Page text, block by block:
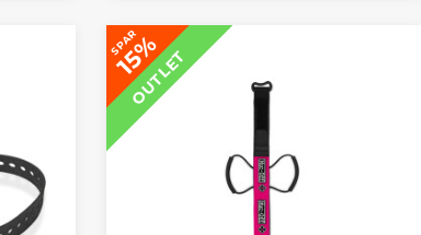
SPAR
15%
OUTLET